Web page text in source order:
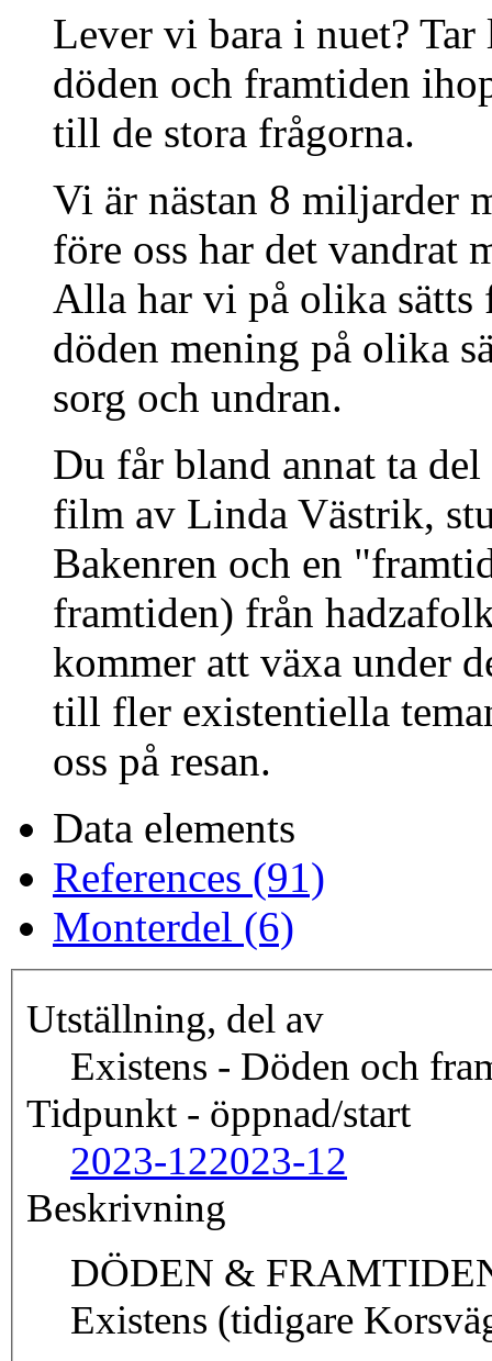
Lever vi bara i nuet?
döden och framtiden
till de stora frågorna.
Vi är nästan 8 miljarder
före oss har det vandrat
Alla har vi på olika sätts
döden mening på olika
sorg och undran.
Du får bland annat ta
film av Linda Västrik,
Bakenren och en
framtiden) från
kommer att växa under
till fler existentiella
oss på resan.
Data elements
References (91)
Monterdel (6)
Utställning, del av
Existens - Döden och
Tidpunkt - öppnad/start
2023-122023-12
Beskrivning
DÖDEN &
Existens (tidigare